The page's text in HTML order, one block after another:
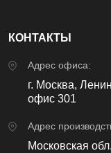
КОНТАКТЫ
Адрес офиса:
г. Москва,
офис 301
Адрес
Московская